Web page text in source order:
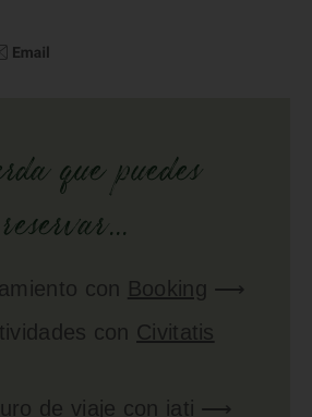
que puedes
reservar...
con Booking ⟶
con Civitatis
de viaje con iati ⟶